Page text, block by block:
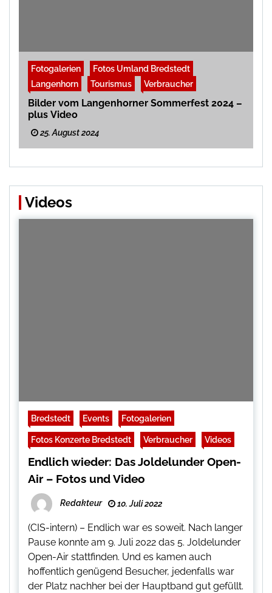
Fotogalerien
Fotos Umland Bredstedt
Langenhorn
Tourismus Verbraucher
Bilder vom Langenhorner Sommerfest 2024 –
plus Video
25. August 2024
Videos
Bredstedt Events Fotogalerien
Fotos Konzerte Bredstedt Verbraucher Videos
Endlich wieder: Das Joldelunder Open-
Air – Fotos und Video
Redakteur 10. Juli 2022
(CIS-intern) – Endlich war es soweit. Nach langer
Pause konnte am 9. Juli 2022 das 5. Joldelunder
Open-Air stattfinden. Und es kamen auch
hoffentlich genügend Besucher, jedenfalls war
der Platz nachher bei der Hauptband gut gefüllt.